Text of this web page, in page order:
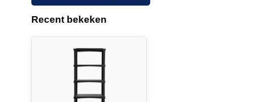
Recent bekeken